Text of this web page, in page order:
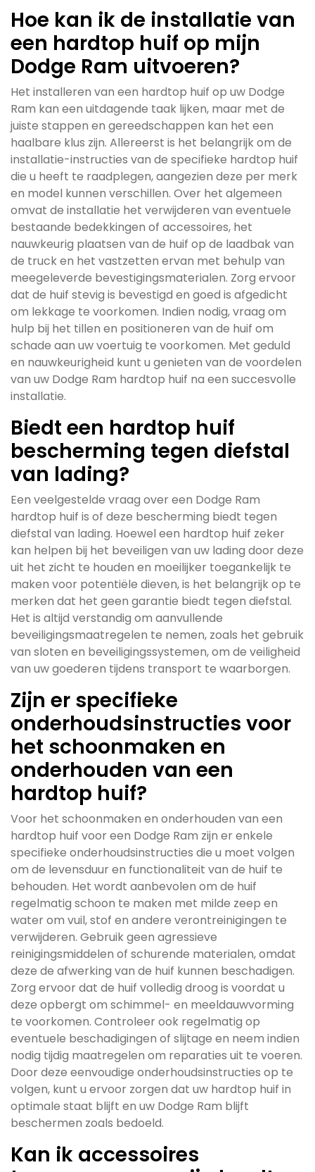
Hoe kan ik de installatie van
een hardtop huif op mijn
Dodge Ram uitvoeren?
Het installeren van een hardtop huif op uw Dodge
Ram kan een uitdagende taak lijken, maar met de
juiste stappen en gereedschappen kan het een
haalbare klus zijn. Allereerst is het belangrijk om de
installatie-instructies van de specifieke hardtop huif
die u heeft te raadplegen, aangezien deze per merk
en model kunnen verschillen. Over het algemeen
omvat de installatie het verwijderen van eventuele
bestaande bedekkingen of accessoires, het
nauwkeurig plaatsen van de huif op de laadbak van
de truck en het vastzetten ervan met behulp van
meegeleverde bevestigingsmaterialen. Zorg ervoor
dat de huif stevig is bevestigd en goed is afgedicht
om lekkage te voorkomen. Indien nodig, vraag om
hulp bij het tillen en positioneren van de huif om
schade aan uw voertuig te voorkomen. Met geduld
en nauwkeurigheid kunt u genieten van de voordelen
van uw Dodge Ram hardtop huif na een succesvolle
installatie.
Biedt een hardtop huif
bescherming tegen diefstal
van lading?
Een veelgestelde vraag over een Dodge Ram
hardtop huif is of deze bescherming biedt tegen
diefstal van lading. Hoewel een hardtop huif zeker
kan helpen bij het beveiligen van uw lading door deze
uit het zicht te houden en moeilijker toegankelijk te
maken voor potentiële dieven, is het belangrijk op te
merken dat het geen garantie biedt tegen diefstal.
Het is altijd verstandig om aanvullende
beveiligingsmaatregelen te nemen, zoals het gebruik
van sloten en beveiligingssystemen, om de veiligheid
van uw goederen tijdens transport te waarborgen.
Zijn er specifieke
onderhoudsinstructies voor
het schoonmaken en
onderhouden van een
hardtop huif?
Voor het schoonmaken en onderhouden van een
hardtop huif voor een Dodge Ram zijn er enkele
specifieke onderhoudsinstructies die u moet volgen
om de levensduur en functionaliteit van de huif te
behouden. Het wordt aanbevolen om de huif
regelmatig schoon te maken met milde zeep en
water om vuil, stof en andere verontreinigingen te
verwijderen. Gebruik geen agressieve
reinigingsmiddelen of schurende materialen, omdat
deze de afwerking van de huif kunnen beschadigen.
Zorg ervoor dat de huif volledig droog is voordat u
deze opbergt om schimmel- en meeldauwvorming
te voorkomen. Controleer ook regelmatig op
eventuele beschadigingen of slijtage en neem indien
nodig tijdig maatregelen om reparaties uit te voeren.
Door deze eenvoudige onderhoudsinstructies op te
volgen, kunt u ervoor zorgen dat uw hardtop huif in
optimale staat blijft en uw Dodge Ram blijft
beschermen zoals bedoeld.
Kan ik accessoires